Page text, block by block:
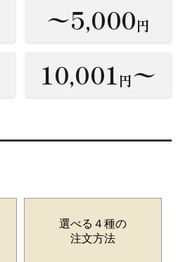
〜5,000円
10,001円〜
選べる４種の
注文方法